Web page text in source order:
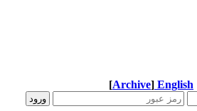
English
[Archive]